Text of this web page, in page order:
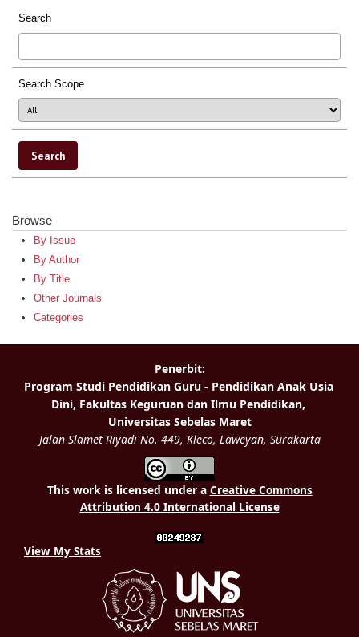
Search
Search Scope
Browse
By Issue
By Author
By Title
Other Journals
Categories
This work is licensed under a Creative Commons
Attribution 4.0 International License
View My Stats